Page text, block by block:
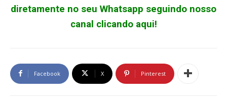
diretamente no seu Whatsapp seguindo nosso
canal clicando aqui!
Facebook X Pinterest